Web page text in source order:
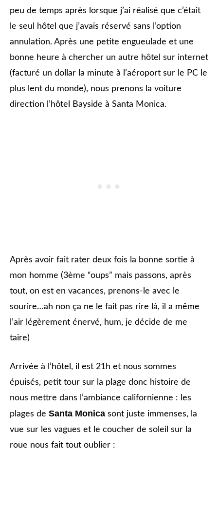
peu de temps après lorsque j’ai réalisé que c’était
le seul hôtel que j’avais réservé sans l’option
annulation. Après une petite engueulade et une
bonne heure à chercher un autre hôtel sur internet
(facturé un dollar la minute à l’aéroport sur le PC le
plus lent du monde), nous prenons la voiture
direction l’hôtel Bayside à Santa Monica.
Après avoir fait rater deux fois la bonne sortie à
mon homme (3ème “oups” mais passons, après
tout, on est en vacances, prenons-le avec le
sourire…ah non ça ne le fait pas rire là, il a même
l’air légèrement énervé, hum, je décide de me
taire)
Arrivée à l’hôtel, il est 21h et nous sommes
épuisés, petit tour sur la plage donc histoire de
nous mettre dans l’ambiance californienne : les
plages de Santa Monica sont juste immenses, la
vue sur les vagues et le coucher de soleil sur la
roue nous fait tout oublier :